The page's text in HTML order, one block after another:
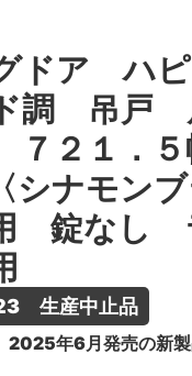
ドア ハ
ド調 吊戸
２１．
シナモン
錠なし
　生産中止品
2025年6月発売の新